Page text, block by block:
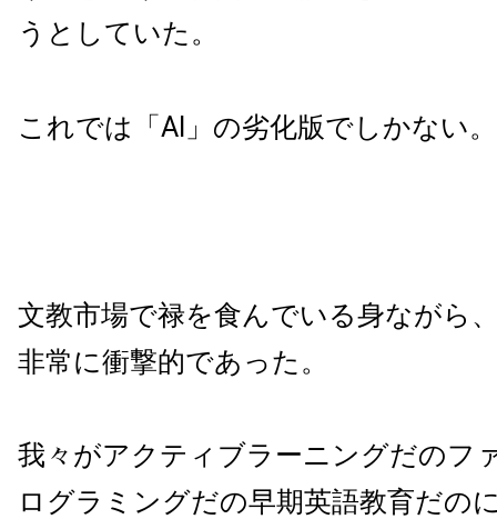
うとしていた。
これでは「AI」の劣化版でしかない。
文教市場で禄を食んでいる身ながら
非常に衝撃的であった。
我々がアクティブラーニングだのフ
ログラミングだの早期英語教育だの